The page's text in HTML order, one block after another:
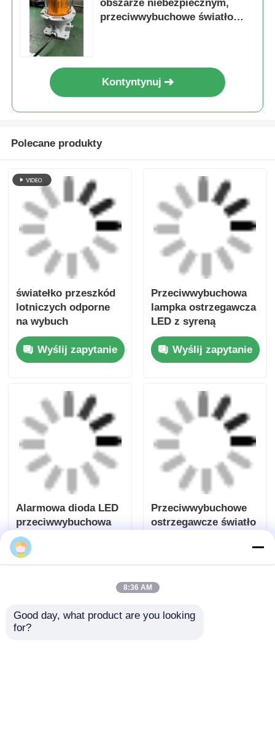
alarm przeciwwybuchowy
Alarm alarmowy
Uzyskaj najlepszą cenę za
światło przeszkodowe w
Polecane produkty
światełko przeszkód
lotniczych odporne
na wybuch
Wyślij zapytanie
Przeciwwybuchowa
lampka ostrzegawcza
LED z syreną
Wyślij zapytanie
Alarmowa dioda LED
przeciwwybuchowa
Przeciwwybuchowe
8:36 AM
Good day, what product are you looking
for?